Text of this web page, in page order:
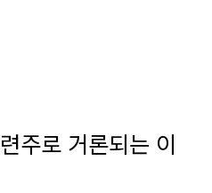
주로 거론되는 이